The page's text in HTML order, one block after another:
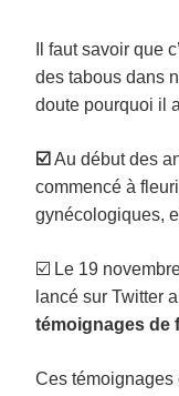
Il faut savoir que
des tabous dans
doute pourquoi il
☑️ Au début des
commencé à
gynécologiques,
☑️ Le 19
lancé sur Twitter
témoignages de
Ces témoignages